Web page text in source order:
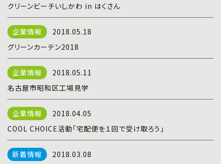
クリーンビーチいしかわ in はくさん
2018.05.18
グリーンカーテン2018
2018.05.11
名古屋市昭和区工場見学
2018.04.05
COOL CHOICE活動「宅配便を１回で受け取ろう」
2018.03.08